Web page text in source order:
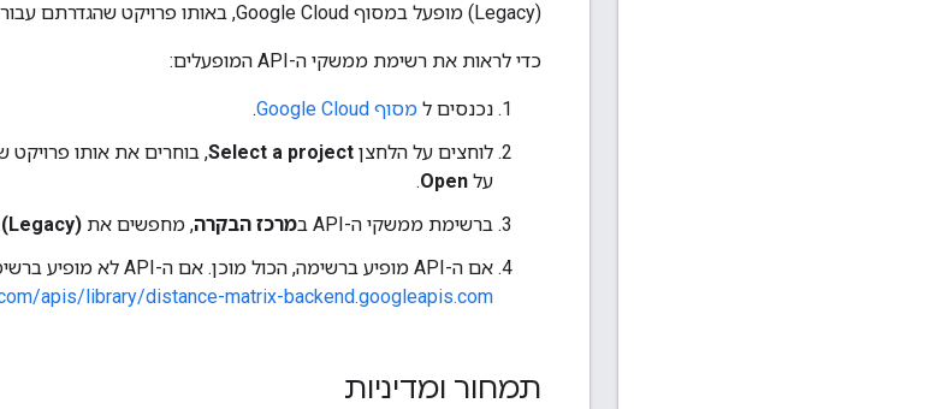
(Legacy) מופעל במסוף Google Cloud, באותו פרויקט שהגדרתם עבור Maps JavaScript API.
כדי לראות את רשימת ממשקי ה-API המופעלים:
נכנסים ל מסוף Google Cloud
.
לוחצים על הלחצן Select a project
על Open
.
ברשימת ממשקי ה-API ב
מרכז הבקרה, מחפשים את
אם ה-API מופיע ברשימה, הכול מוכן. אם ה-API לא מופיע ברשימה, מפעילים אותו בכתובת
apis/library/distance-matrix-backend.googleapis.com
תמחור ומדיניות